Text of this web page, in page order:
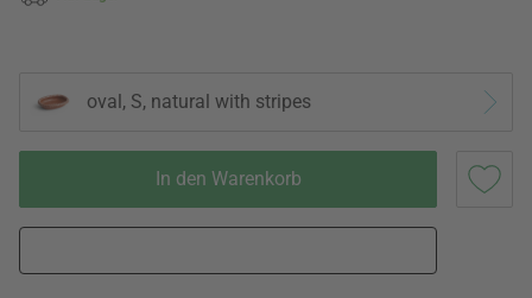
oval, S, natural with stripes
In den Warenkorb